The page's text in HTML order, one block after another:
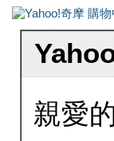
親愛